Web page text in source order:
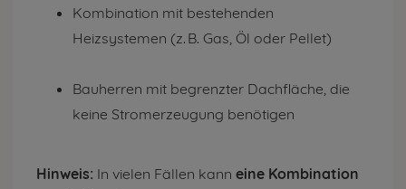
Kombination mit bestehenden
Heizsystemen (z. B. Gas, Öl oder Pellet)
Bauherren mit begrenzter Dachfläche, die
keine Stromerzeugung benötigen
Hinweis: In vielen Fällen kann eine Kombination